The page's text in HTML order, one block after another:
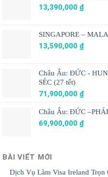
13,390,000 ₫
SINGAPORE –
13,590,000 ₫
Châu Âu: ĐỨC -
SÉC (27 tết)
71,900,000 ₫
Châu Âu: ĐỨC
69,900,000 ₫
BÀI VIẾT MỚI
Dịch Vụ Làm Visa Ireland Trọn